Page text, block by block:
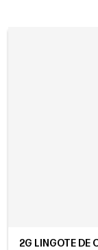
2G LINGOTE DE